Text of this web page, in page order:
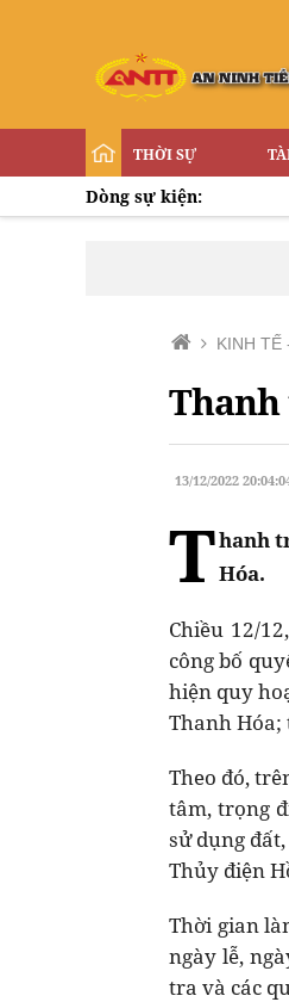
THỜI SỰ
Dòng sự kiện:
KINH
13/12/2022
Thanh
Hóa.
Chiều 12/
công bố
hiện quy
Thanh
Theo đó,
tâm, trọng
sử dụng
Thủy điện
Thời gian
ngày lễ,
tra và các